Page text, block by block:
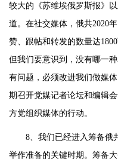
较大的《苏维埃俄罗斯报》
道。在社交媒体，俄共2020
赞、跟帖和转发的数量达
但我们要意识到，没有哪一
有问题，必须改进我们做媒
期召开党媒记者论坛和编辑
方党组织媒体的行动。
8、我们已经进入筹备俄
举作准备的关键时期。筹备